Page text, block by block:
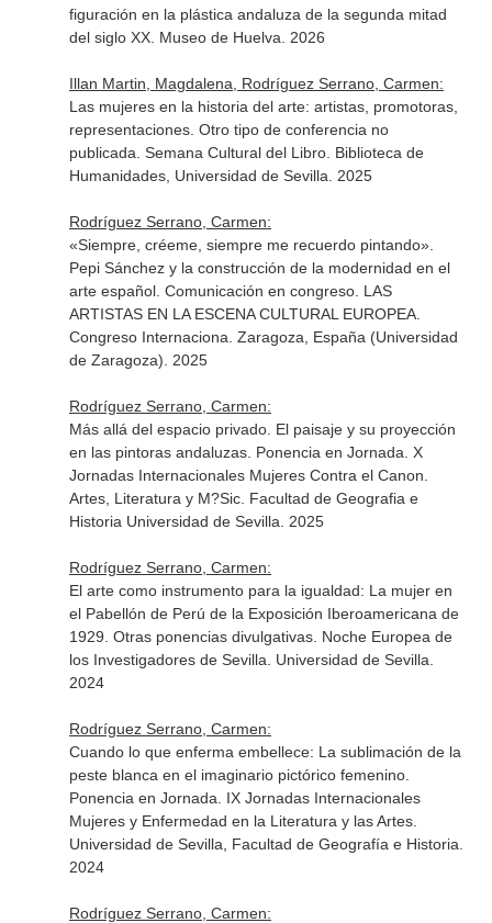
figuración en la plástica andaluza de la segunda mitad
del siglo XX. Museo de Huelva. 2026
Illan Martin, Magdalena, Rodríguez Serrano, Carmen:
Las mujeres en la historia del arte: artistas, promotoras,
representaciones. Otro tipo de conferencia no
publicada. Semana Cultural del Libro. Biblioteca de
Humanidades, Universidad de Sevilla. 2025
Rodríguez Serrano, Carmen:
«Siempre, créeme, siempre me recuerdo pintando».
Pepi Sánchez y la construcción de la modernidad en el
arte español. Comunicación en congreso. LAS
ARTISTAS EN LA ESCENA CULTURAL EUROPEA.
Congreso Internaciona. Zaragoza, España (Universidad
de Zaragoza). 2025
Rodríguez Serrano, Carmen:
Más allá del espacio privado. El paisaje y su proyección
en las pintoras andaluzas. Ponencia en Jornada. X
Jornadas Internacionales Mujeres Contra el Canon.
Artes, Literatura y M?Sic. Facultad de Geografia e
Historia Universidad de Sevilla. 2025
Rodríguez Serrano, Carmen:
El arte como instrumento para la igualdad: La mujer en
el Pabellón de Perú de la Exposición Iberoamericana de
1929. Otras ponencias divulgativas. Noche Europea de
los Investigadores de Sevilla. Universidad de Sevilla.
2024
Rodríguez Serrano, Carmen:
Cuando lo que enferma embellece: La sublimación de la
peste blanca en el imaginario pictórico femenino.
Ponencia en Jornada. IX Jornadas Internacionales
Mujeres y Enfermedad en la Literatura y las Artes.
Universidad de Sevilla, Facultad de Geografía e Historia.
2024
Rodríguez Serrano, Carmen: